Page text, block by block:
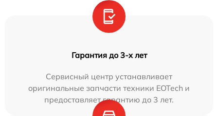
Гарантия до 3-х лет
Сервисный центр устанавливает
оригинальные запчасти техники EOTech и
предоставляет гарантию до 3 лет.